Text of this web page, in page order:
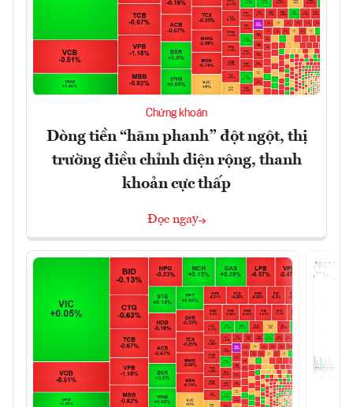
Chứng khoán
Dòng tiền “hãm phanh” đột ngột, thị
trường điều chỉnh diện rộng, thanh
khoản cực thấp
Đọc ngay